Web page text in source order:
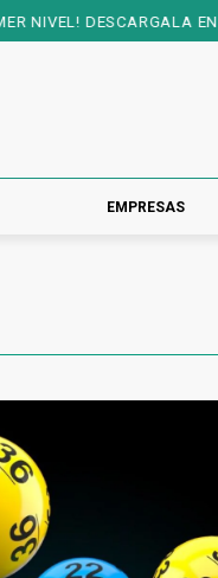
EN: PLAY STORE O EN:
EMPRESAS